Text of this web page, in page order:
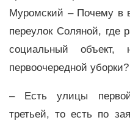
Муромский – Почему в
переулок Соляной, где
социальный
первоочередной уборки?
– Есть улицы
третьей, то есть по